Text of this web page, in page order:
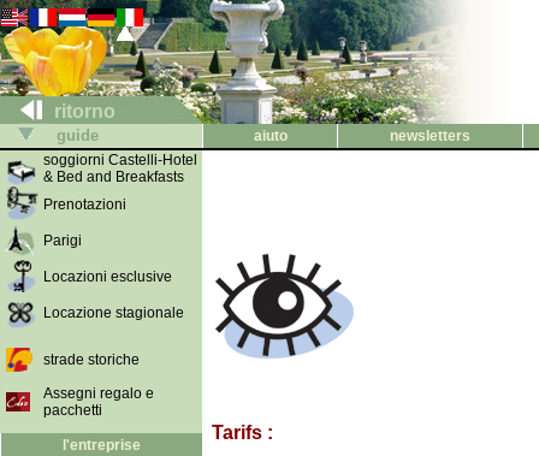
ritorno
guide aiuto
newsletters
soggiorni Castelli-Hotel
& Bed and Breakfasts
Prenotazioni
Parigi
Locazioni esclusive
Locazione stagionale
strade storiche
Assegni regalo e
pacchetti
l'entreprise
Tarifs :